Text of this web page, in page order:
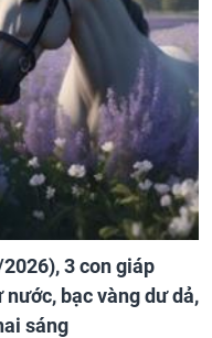
3 con giáp
bạc vàng dư dả,
sáng